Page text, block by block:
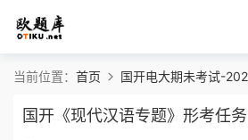
当前位置： 首页 国开电大期未考试-
国开《现代汉语专题》形考任